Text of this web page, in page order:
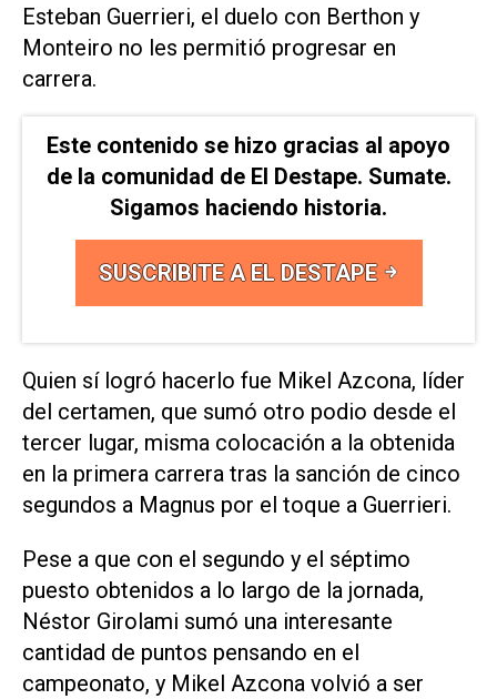
Esteban Guerrieri, el duelo con Berthon y
Monteiro no les permitió progresar en
carrera.
Este contenido se hizo gracias al apoyo
de la comunidad de El Destape. Sumate.
Sigamos haciendo historia.
SUSCRIBITE A EL DESTAPE
Quien sí logró hacerlo fue Mikel Azcona, líder
del certamen, que sumó otro podio desde el
tercer lugar, misma colocación a la obtenida
en la primera carrera tras la sanción de cinco
segundos a Magnus por el toque a Guerrieri.
Pese a que con el segundo y el séptimo
puesto obtenidos a lo largo de la jornada,
Néstor Girolami sumó una interesante
cantidad de puntos pensando en el
campeonato, y Mikel Azcona volvió a ser